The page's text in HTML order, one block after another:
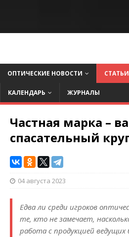
ОПТИЧЕСКИЕ НОВОСТИ СТАТЬИ
КАЛЕНДАРЬ ЖУРНАЛЫ
Частная марка –
спасательный
04 августа 2023
Едва ли среди игроков
те, кто не замечает,
работа с продукцией ведущих